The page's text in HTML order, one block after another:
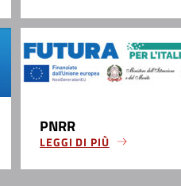
PNRR
LEGGI DI PIÙ